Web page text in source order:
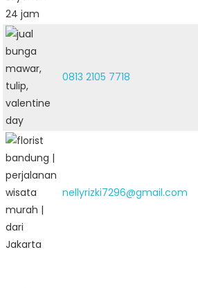
0813 2105 7718
nellyrizki7296@gmail.com